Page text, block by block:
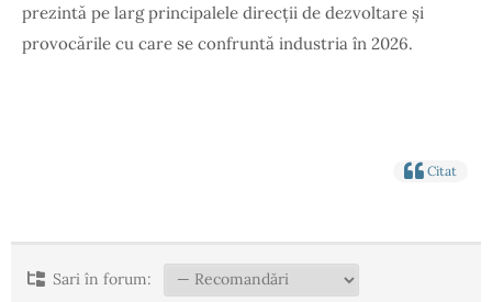
prezintă pe larg principalele direcții de dezvoltare și
provocările cu care se confruntă industria în 2026.
Citat
Sari în forum: